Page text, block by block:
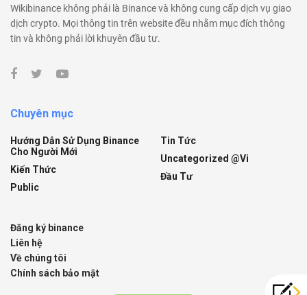
Wikibinance không phải là Binance và không cung cấp dịch vụ giao
dịch crypto. Mọi thông tin trên website đều nhằm mục đích thông
tin và không phải lời khuyên đầu tư.
Chuyên mục
Hướng Dẫn Sử Dụng Binance
Cho Người Mới
Kiến Thức
Public
Tin Tức
Uncategorized @vi
Đầu Tư
Đăng ký binance
Liên hệ
Về chúng tôi
Chính sách bảo mật